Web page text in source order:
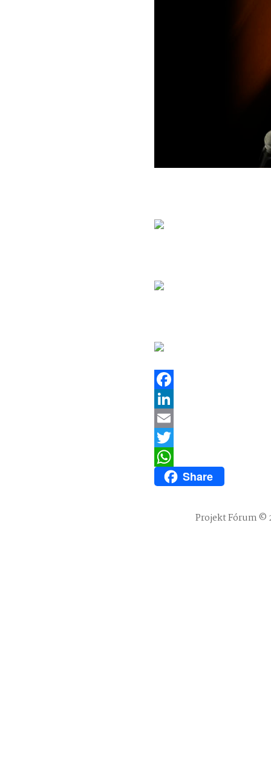
Facebook
LinkedIn
Email
Twitter
WhatsAppShare
Projekt Fórum ©